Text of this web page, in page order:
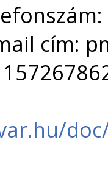
cím: